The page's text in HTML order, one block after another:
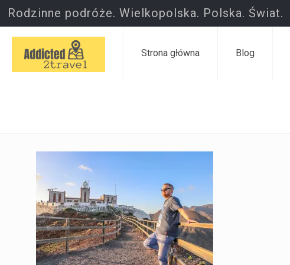
Rodzinne podróże. Wielkopolska. Polska. Świat.
Strona główna Blog